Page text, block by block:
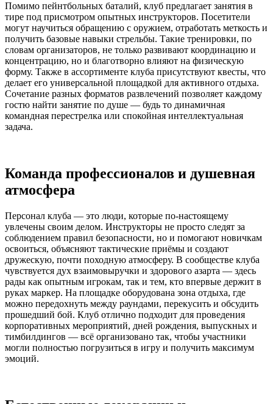
Помимо пейнтбольных баталий, клуб предлагает занятия в
тире под присмотром опытных инструкторов. Посетители
могут научиться обращению с оружием, отработать меткость и
получить базовые навыки стрельбы. Такие тренировки, по
словам организаторов, не только развивают координацию и
концентрацию, но и благотворно влияют на физическую
форму. Также в ассортименте клуба присутствуют квесты, что
делает его универсальной площадкой для активного отдыха.
Сочетание разных форматов развлечений позволяет каждому
гостю найти занятие по душе — будь то динамичная
командная перестрелка или спокойная интеллектуальная
задача.
Команда профессионалов и душевная
атмосфера
Персонал клуба — это люди, которые по-настоящему
увлечены своим делом. Инструкторы не просто следят за
соблюдением правил безопасности, но и помогают новичкам
освоиться, объясняют тактические приёмы и создают
дружескую, почти походную атмосферу. В сообществе клуба
чувствуется дух взаимовыручки и здорового азарта — здесь
рады как опытным игрокам, так и тем, кто впервые держит в
руках маркер. На площадке оборудована зона отдыха, где
можно передохнуть между раундами, перекусить и обсудить
прошедший бой. Клуб отлично подходит для проведения
корпоративных мероприятий, дней рождения, выпускных и
тимбилдингов — всё организовано так, чтобы участники
могли полностью погрузиться в игру и получить максимум
эмоций.